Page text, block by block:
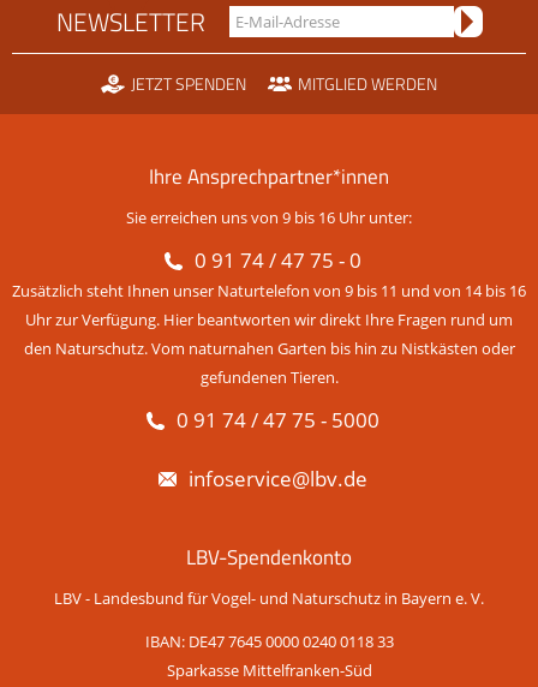
NEWSLETTER
JETZT SPENDEN MITGLIED WERDEN
Ihre Ansprechpartner*innen
Sie erreichen uns von 9 bis 16 Uhr unter:
0 91 74 / 47 75 - 0
Zusätzlich steht Ihnen unser Naturtelefon von 9 bis 11 und von 14 bis 16
Uhr zur Verfügung. Hier beantworten wir direkt Ihre Fragen rund um
den Naturschutz. Vom naturnahen Garten bis hin zu Nistkästen oder
gefundenen Tieren.
0 91 74 / 47 75 - 5000
infoservice@lbv.de
LBV-Spendenkonto
LBV - Landesbund für Vogel- und Naturschutz in Bayern e. V.
IBAN: DE47 7645 0000 0240 0118 33
Sparkasse Mittelfranken-Süd